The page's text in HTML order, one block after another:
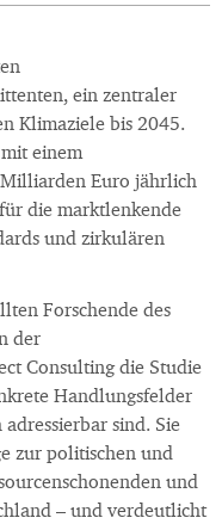
ein zentraler
Klimaziele bis 2045.
einem
Euro jährlich
die marktlenkende
und zirkulären
Forschende des
der
Consulting die Studie
Handlungsfelder
sind. Sie
zur politischen und
und
– und verdeutlicht